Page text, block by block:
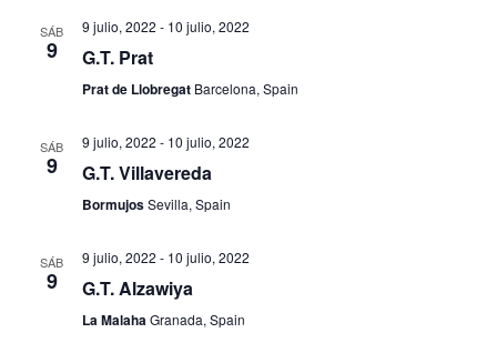
SÁB
9
9 julio, 2022 - 10 julio, 2022
G.T. Prat
Prat de Llobregat Barcelona, Spain
SÁB
9
9 julio, 2022 - 10 julio, 2022
G.T. Villavereda
BormujosSevilla, Spain
SÁB
9
9 julio, 2022 - 10 julio, 2022
G.T. Alzawiya
La MalahaGranada, Spain